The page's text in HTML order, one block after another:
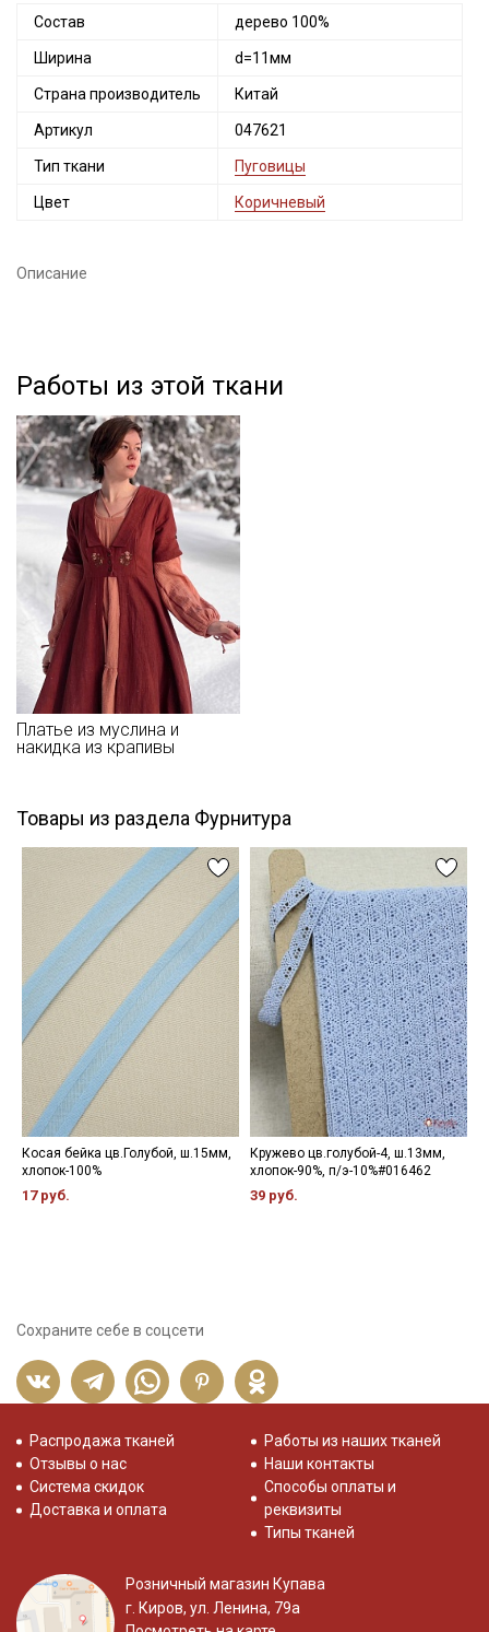
Состав дерево 100%
Ширина d=11мм
Страна производитель Китай
Артикул 047621
Тип ткани Пуговицы
Цвет Коричневый
Описание
Работы из этой ткани
Платье из муслина и
накидка из крапивы
Товары из раздела Фурнитура
Косая бейка цв.Голубой, ш.15мм,
хлопок-100%
17 руб.
Кружево цв.голубой-4, ш.13мм,
хлопок-90%, п/э-10%#016462
39 руб.
Сохраните себе в соцсети
Распродажа тканей
Отзывы о нас
Система скидок
Доставка и оплата
Работы из наших тканей
Наши контакты
Способы оплаты и
реквизиты
Типы тканей
Розничный магазин Купава
г. Киров, ул. Ленина, 79а
Секретная рассылка от Купава
Подписаться
Ознакомлен(а) сПолитикой обработки персональных
данныхи даюСогласие на обработку персональных
данных
ДаюСогласие на получение рекламных и
информационных рассылок